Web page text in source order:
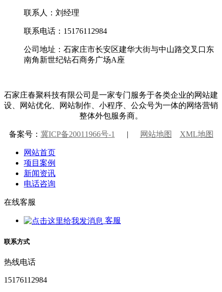
联系人：刘经理
联系电话：15176112984
公司地址：石家庄市长安区建华大街与中山路交叉口东
南角新世纪钻石商务广场A座
石家庄春聚科技有限公司是一家专门服务于各类企业的网站建
设、网站优化、网站制作、小程序、公众号为一体的网络营销
整体外包服务商。
备案号： 冀ICP备20011966号-1 | 网站地图 XML地图
网站首页
项目案例
新闻资讯
电话咨询
在线客服
客服
联系方式
热线电话
15176112984